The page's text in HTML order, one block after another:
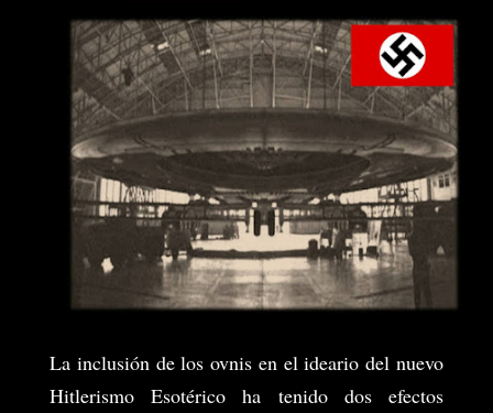
La inclusión de los ovnis en el ideario del nuevo
Hitlerismo Esotérico ha tenido dos efectos